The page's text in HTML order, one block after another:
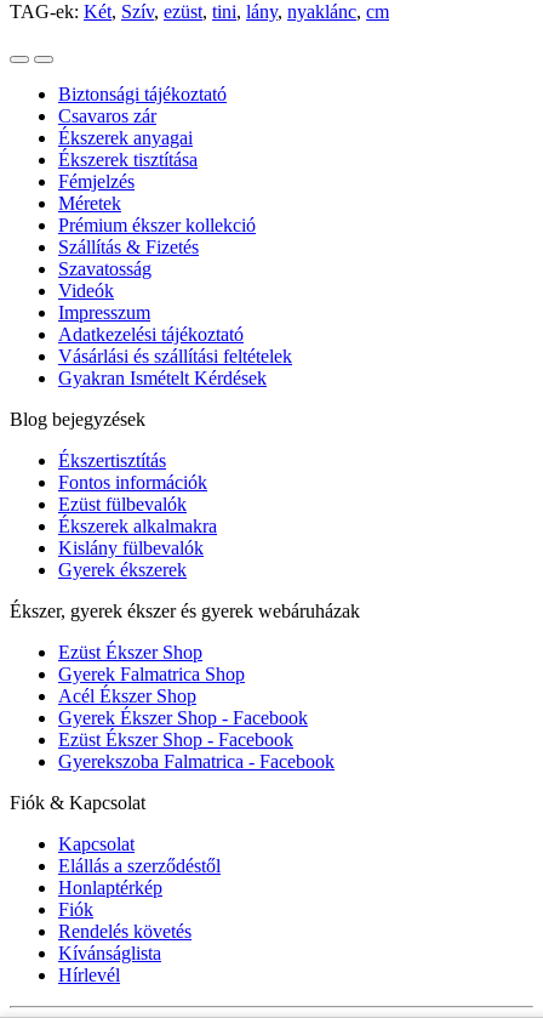
TAG-ek: Két, Szív, ezüst, tini, lány, nyaklánc, cm
Biztonsági tájékoztató
Csavaros zár
Ékszerek anyagai
Ékszerek tisztítása
Fémjelzés
Méretek
Prémium ékszer kollekció
Szállítás & Fizetés
Szavatosság
Videók
Impresszum
Adatkezelési tájékoztató
Vásárlási és szállítási feltételek
Gyakran Ismételt Kérdések
Blog bejegyzések
Ékszertisztítás
Fontos információk
Ezüst fülbevalók
Ékszerek alkalmakra
Kislány fülbevalók
Gyerek ékszerek
Ékszer, gyerek ékszer és gyerek webáruházak
Ezüst Ékszer Shop
Gyerek Falmatrica Shop
Acél Ékszer Shop
Gyerek Ékszer Shop - Facebook
Ezüst Ékszer Shop - Facebook
Gyerekszoba Falmatrica - Facebook
Fiók & Kapcsolat
Kapcsolat
Elállás a szerződéstől
Honlaptérkép
Fiók
Rendelés követés
Kívánságlista
Hírlevél